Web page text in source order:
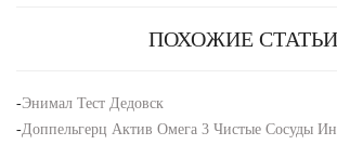
ПОХОЖИЕ СТАТЬИ
-Энимал Тест Дедовск
-Доппельгерц Актив Омега 3 Чистые Сосуды